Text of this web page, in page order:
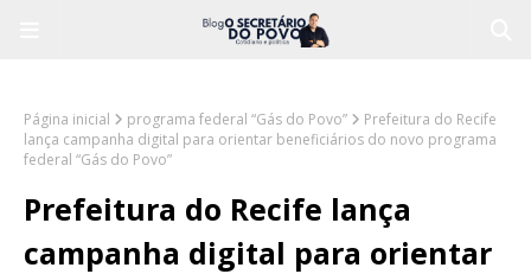
Página inicial programa federal “Gás do Povo”
Prefeitura do Recife
lança campanha digital para orientar beneficiários do novo programa
federal “Gás do Povo”
Prefeitura do Recife lança
campanha digital para orientar